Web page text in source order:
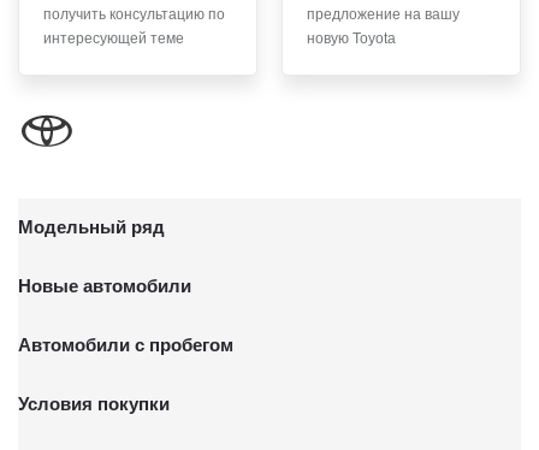
письменного заявления Обществу заказным почтовым
ТПЗ «Алтуфьево», вл. 5, стр. 1.
получить консультацию по
интересующей теме
предложение на вашу
новую Toyota
Модельный ряд
Новые автомобили
Автомобили с пробегом
Условия покупки